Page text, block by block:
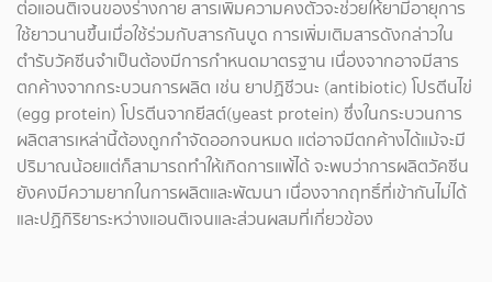
ต่อแอนติเจนของร่างกาย สารเพิ่มความคงตัวจะช่วยให้ยามีอายุการ
ใช้ยาวนานขึ้นเมื่อใช้ร่วมกับสารกันบูด การเพิ่มเติมสารดังกล่าวใน
ตำรับวัคซีนจำเป็นต้องมีการกำหนดมาตรฐาน เนื่องจากอาจมีสาร
ตกค้างจากกระบวนการผลิต เช่น ยาปฏิชีวนะ (antibiotic) โปรตีนไข่
(egg protein) โปรตีนจากยีสต์(yeast protein) ซึ่งในกระบวนการ
ผลิตสารเหล่านี้ต้องถูกกำจัดออกจนหมด แต่อาจมีตกค้างได้แม้จะมี
ปริมาณน้อยแต่ก็สามารถทำให้เกิดการแพ้ได้ จะพบว่าการผลิตวัคซีน
ยังคงมีความยากในการผลิตและพัฒนา เนื่องจากฤทธิ์ที่เข้ากันไม่ได้
และปฏิกิริยาระหว่างแอนติเจนและส่วนผสมที่เกี่ยวข้อง